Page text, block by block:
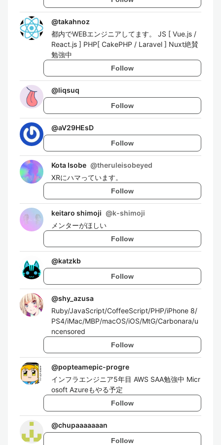
@takahnoz
都内でWEBエンジニアしてます。 JS [ Vue.js /
React.js ] PHP[ CakePHP / Laravel ] Nuxt絶賛
勉強中
Follow
@liqsuq
Follow
@aV29HEsD
Follow
Kota Isobe @theruleisobeyed
XRにハマっています。
Follow
keitaro shimoji @k-shimoji
メンターがほしい
Follow
@katzkb
Follow
@shy_azusa
Ruby/JavaScript/CoffeeScript/PHP/iPhone 8/
PS4/iMac/MBP/macOS/iOS/MtG/Carbonara/u
ncensored
Follow
@popteamepic-progre
インフラエンジニア5年目 AWS SAA勉強中 Micr
osoft Azureもやる予定
Follow
@chupaaaaaaan
Follow